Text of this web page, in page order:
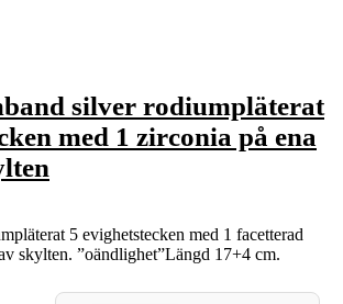
silver rodiumpläterat
med 1 zirconia på ena
5 evighetstecken med 1 facetterad
skylten. ”oändlighet”Längd 17+4 cm.